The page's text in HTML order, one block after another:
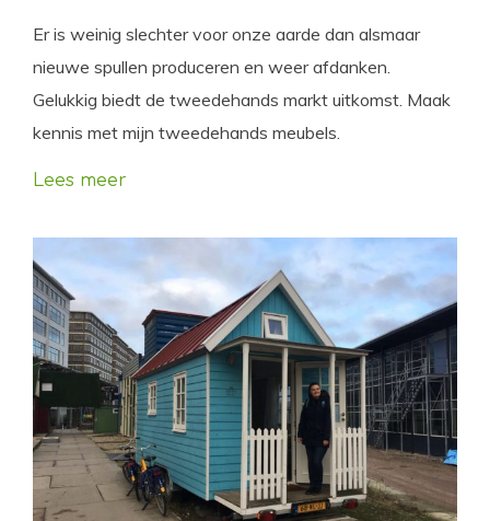
Er is weinig slechter voor onze aarde dan alsmaar
nieuwe spullen produceren en weer afdanken.
Gelukkig biedt de tweedehands markt uitkomst. Maak
kennis met mijn tweedehands meubels.
Lees meer